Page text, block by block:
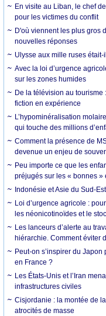
En visite au Liban, le chef
pour les victimes du conflit
D'où viennent les plus gros
nouvelles réponses
Ulysse aux mille ruses
Avec la loi d’urgence
sur les zones humides
De la télévision au
fiction en expérience
L’hypominéralisation
qui touche des millions
Comment la présence de
devenue un enjeu de
Peu importe ce que les
préjugés sur les « bonnes »
Indonésie et Asie du Sud-
Loi d’urgence agricole :
les néonicotinoïdes et le
Les lanceurs d’alerte au
hiérarchie. Comment éviter
Peut-on s’inspirer du
en France ?
Les États-Unis et l’Iran
infrastructures civiles
Cisjordanie : la montée de
atrocités de masse